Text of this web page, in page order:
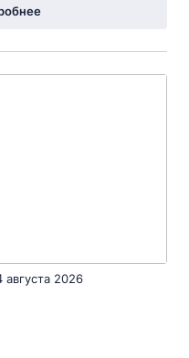
августа 2026